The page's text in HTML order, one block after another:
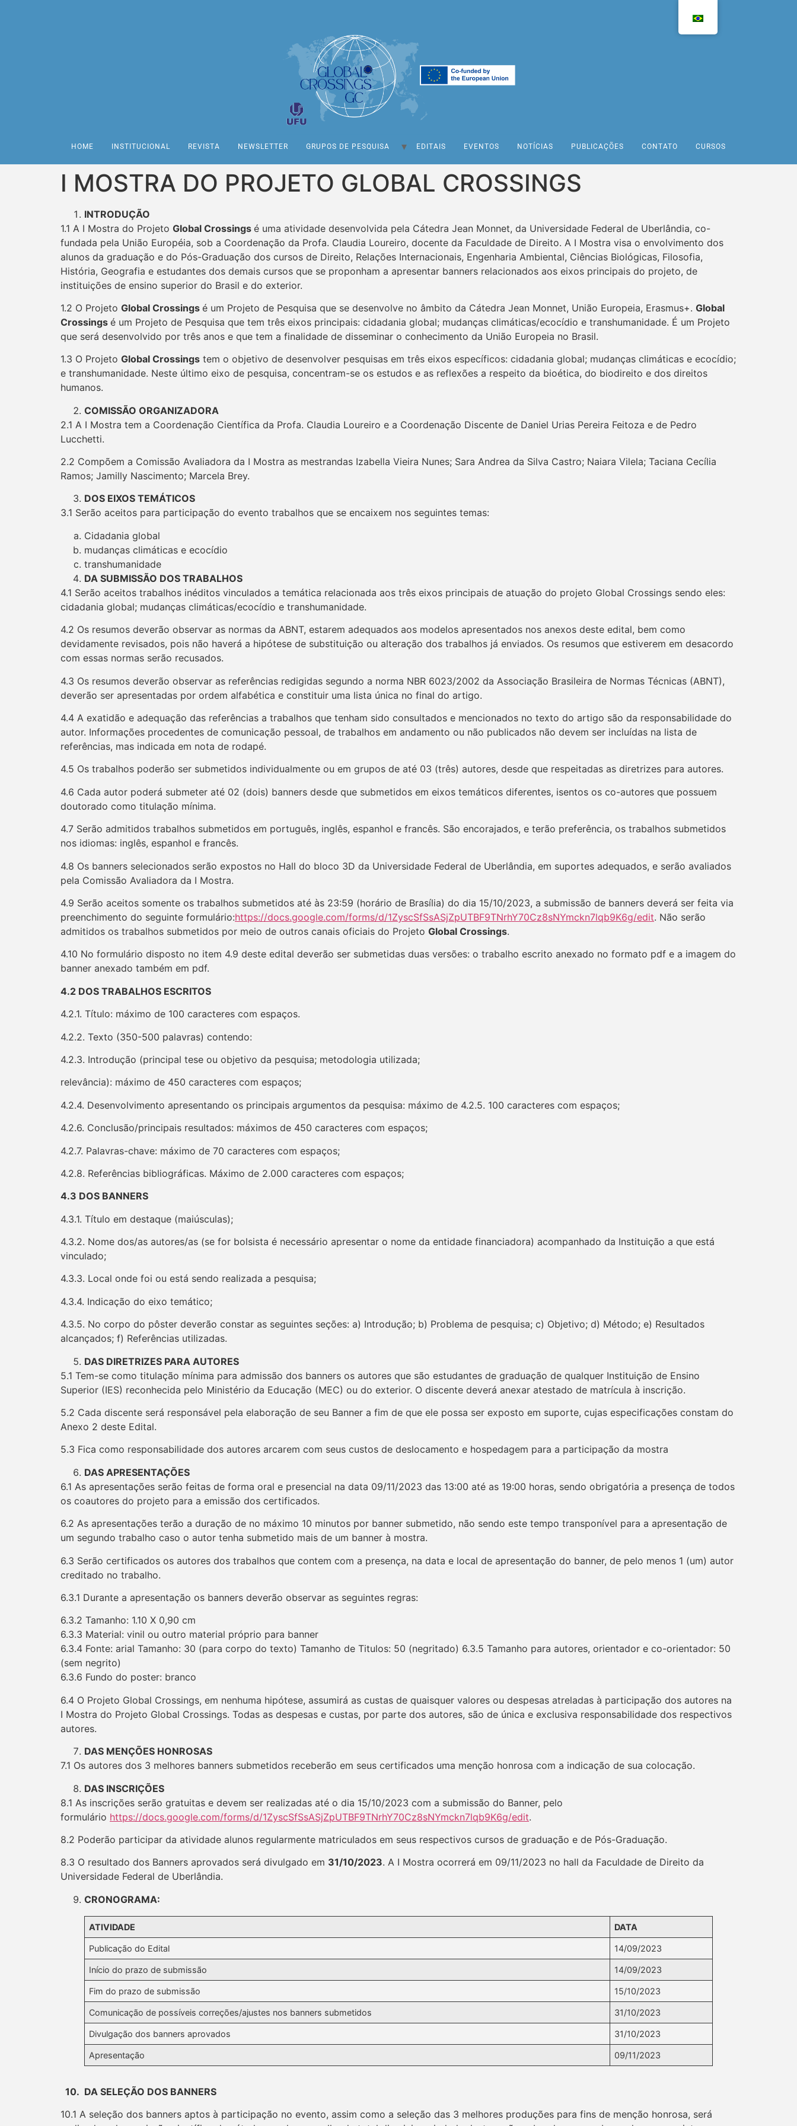
HOME INSTITUCIONAL REVISTA NEWSLETTER GRUPOS DE PESQUISA EDITAIS EVENTOS NOTÍCIAS PUBLICAÇÕES CONTATO CURSOS
I MOSTRA DO PROJETO GLOBAL CROSSINGS
INTRODUÇÃO
1.1 A I Mostra do Projeto Global Crossings é uma atividade desenvolvida pela Cátedra Jean Monnet, da Universidade Federal de Uberlândia, co-
fundada pela União Européia, sob a Coordenação da Profa. Claudia Loureiro, docente da Faculdade de Direito. A I Mostra visa o envolvimento dos
alunos da graduação e do Pós-Graduação dos cursos de Direito, Relações Internacionais, Engenharia Ambiental, Ciências Biológicas, Filosofia,
História, Geografia e estudantes dos demais cursos que se proponham a apresentar banners relacionados aos eixos principais do projeto, de
instituições de ensino superior do Brasil e do exterior.
1.2 O Projeto Global Crossings é um Projeto de Pesquisa que se desenvolve no âmbito da Cátedra Jean Monnet, União Europeia, Erasmus+. Global
Crossings é um Projeto de Pesquisa que tem três eixos principais: cidadania global; mudanças climáticas/ecocídio e transhumanidade. É um Projeto
que será desenvolvido por três anos e que tem a finalidade de disseminar o conhecimento da União Europeia no Brasil.
1.3 O Projeto Global Crossings tem o objetivo de desenvolver pesquisas em três eixos específicos: cidadania global; mudanças climáticas e ecocídio;
e transhumanidade. Neste último eixo de pesquisa, concentram-se os estudos e as reflexões a respeito da bioética, do biodireito e dos direitos
humanos.
COMISSÃO ORGANIZADORA
2.1 A I Mostra tem a Coordenação Científica da Profa. Claudia Loureiro e a Coordenação Discente de Daniel Urias Pereira Feitoza e de Pedro
Lucchetti.
2.2 Compõem a Comissão Avaliadora da I Mostra as mestrandas Izabella Vieira Nunes; Sara Andrea da Silva Castro; Naiara Vilela; Taciana Cecília
Ramos; Jamilly Nascimento; Marcela Brey.
DOS EIXOS TEMÁTICOS
3.1 Serão aceitos para participação do evento trabalhos que se encaixem nos seguintes temas:
Cidadania global
mudanças climáticas e ecocídio
transhumanidade
DA SUBMISSÃO DOS TRABALHOS
4.1 Serão aceitos trabalhos inéditos vinculados a temática relacionada aos três eixos principais de atuação do projeto Global Crossings sendo eles:
cidadania global; mudanças climáticas/ecocídio e transhumanidade.
4.2 Os resumos deverão observar as normas da ABNT, estarem adequados aos modelos apresentados nos anexos deste edital, bem como
devidamente revisados, pois não haverá a hipótese de substituição ou alteração dos trabalhos já enviados. Os resumos que estiverem em desacordo
com essas normas serão recusados.
4.3 Os resumos deverão observar as referências redigidas segundo a norma NBR 6023/2002 da Associação Brasileira de Normas Técnicas (ABNT),
deverão ser apresentadas por ordem alfabética e constituir uma lista única no final do artigo.
4.4 A exatidão e adequação das referências a trabalhos que tenham sido consultados e mencionados no texto do artigo são da responsabilidade do
autor. Informações procedentes de comunicação pessoal, de trabalhos em andamento ou não publicados não devem ser incluídas na lista de
referências, mas indicada em nota de rodapé.
4.5 Os trabalhos poderão ser submetidos individualmente ou em grupos de até 03 (três) autores, desde que respeitadas as diretrizes para autores.
4.6 Cada autor poderá submeter até 02 (dois) banners desde que submetidos em eixos temáticos diferentes, isentos os co-autores que possuem
doutorado como titulação mínima.
4.7 Serão admitidos trabalhos submetidos em português, inglês, espanhol e francês. São encorajados, e terão preferência, os trabalhos submetidos
nos idiomas: inglês, espanhol e francês.
4.8 Os banners selecionados serão expostos no Hall do bloco 3D da Universidade Federal de Uberlândia, em suportes adequados, e serão avaliados
pela Comissão Avaliadora da I Mostra.
4.9 Serão aceitos somente os trabalhos submetidos até às 23:59 (horário de Brasília) do dia 15/10/2023, a submissão de banners deverá ser feita via
preenchimento do seguinte formulário:https://docs.google.com/forms/d/1ZyscSfSsASjZpUTBF9TNrhY70Cz8sNYmckn7lqb9K6g/edit. Não serão
admitidos os trabalhos submetidos por meio de outros canais oficiais do Projeto Global Crossings.
4.10 No formulário disposto no item 4.9 deste edital deverão ser submetidas duas versões: o trabalho escrito anexado no formato pdf e a imagem do
banner anexado também em pdf.
4.2 DOS TRABALHOS ESCRITOS
4.2.1. Título: máximo de 100 caracteres com espaços.
4.2.2. Texto (350-500 palavras) contendo:
4.2.3. Introdução (principal tese ou objetivo da pesquisa; metodologia utilizada;
relevância): máximo de 450 caracteres com espaços;
4.2.4. Desenvolvimento apresentando os principais argumentos da pesquisa: máximo de 4.2.5. 100 caracteres com espaços;
4.2.6. Conclusão/principais resultados: máximos de 450 caracteres com espaços;
4.2.7. Palavras-chave: máximo de 70 caracteres com espaços;
4.2.8. Referências bibliográficas. Máximo de 2.000 caracteres com espaços;
4.3 DOS BANNERS
4.3.1. Título em destaque (maiúsculas);
4.3.2. Nome dos/as autores/as (se for bolsista é necessário apresentar o nome da entidade financiadora) acompanhado da Instituição a que está
vinculado;
4.3.3. Local onde foi ou está sendo realizada a pesquisa;
4.3.4. Indicação do eixo temático;
4.3.5. No corpo do pôster deverão constar as seguintes seções: a) Introdução; b) Problema de pesquisa; c) Objetivo; d) Método; e) Resultados
alcançados; f) Referências utilizadas.
DAS DIRETRIZES PARA AUTORES
5.1 Tem-se como titulação mínima para admissão dos banners os autores que são estudantes de graduação de qualquer Instituição de Ensino
Superior (IES) reconhecida pelo Ministério da Educação (MEC) ou do exterior. O discente deverá anexar atestado de matrícula à inscrição.
5.2 Cada discente será responsável pela elaboração de seu Banner a fim de que ele possa ser exposto em suporte, cujas especificações constam do
Anexo 2 deste Edital.
5.3 Fica como responsabilidade dos autores arcarem com seus custos de deslocamento e hospedagem para a participação da mostra
DAS APRESENTAÇÕES
6.1 As apresentações serão feitas de forma oral e presencial na data 09/11/2023 das 13:00 até as 19:00 horas, sendo obrigatória a presença de todos
os coautores do projeto para a emissão dos certificados.
6.2 As apresentações terão a duração de no máximo 10 minutos por banner submetido, não sendo este tempo transponível para a apresentação de
um segundo trabalho caso o autor tenha submetido mais de um banner à mostra.
6.3 Serão certificados os autores dos trabalhos que contem com a presença, na data e local de apresentação do banner, de pelo menos 1 (um) autor
creditado no trabalho.
6.3.1 Durante a apresentação os banners deverão observar as seguintes regras:
6.3.2 Tamanho: 1.10 X 0,90 cm
6.3.3 Material: vinil ou outro material próprio para banner
6.3.4 Fonte: arial Tamanho: 30 (para corpo do texto) Tamanho de Titulos: 50 (negritado) 6.3.5 Tamanho para autores, orientador e co-orientador: 50
(sem negrito)
6.3.6 Fundo do poster: branco
6.4 O Projeto Global Crossings, em nenhuma hipótese, assumirá as custas de quaisquer valores ou despesas atreladas à participação dos autores na
I Mostra do Projeto Global Crossings. Todas as despesas e custas, por parte dos autores, são de única e exclusiva responsabilidade dos respectivos
autores.
DAS MENÇÕES HONROSAS
7.1 Os autores dos 3 melhores banners submetidos receberão em seus certificados uma menção honrosa com a indicação de sua colocação.
DAS INSCRIÇÕES
8.1 As inscrições serão gratuitas e devem ser realizadas até o dia 15/10/2023 com a submissão do Banner, pelo
formulário https://docs.google.com/forms/d/1ZyscSfSsASjZpUTBF9TNrhY70Cz8sNYmckn7lqb9K6g/edit.
8.2 Poderão participar da atividade alunos regularmente matriculados em seus respectivos cursos de graduação e de Pós-Graduação.
8.3 O resultado dos Banners aprovados será divulgado em 31/10/2023. A I Mostra ocorrerá em 09/11/2023 no hall da Faculdade de Direito da
Universidade Federal de Uberlândia.
CRONOGRAMA:
ATIVIDADE DATA
Publicação do Edital 14/09/2023
Início do prazo de submissão 14/09/2023
Fim do prazo de submissão 15/10/2023
Comunicação de possíveis correções/ajustes nos banners submetidos 31/10/2023
Divulgação dos banners aprovados 31/10/2023
Apresentação 09/11/2023
10. DA SELEÇÃO DOS BANNERS
10.1 A seleção dos banners aptos à participação no evento, assim como a seleção das 3 melhores produções para fins de menção honrosa, será